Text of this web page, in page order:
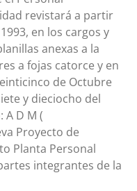
revistará a partir
en los cargos y
anexas a la
a fojas catorce y en
de Octubre
y dieciocho del
A D M (
Proyecto de
Planta Personal
integrantes de la